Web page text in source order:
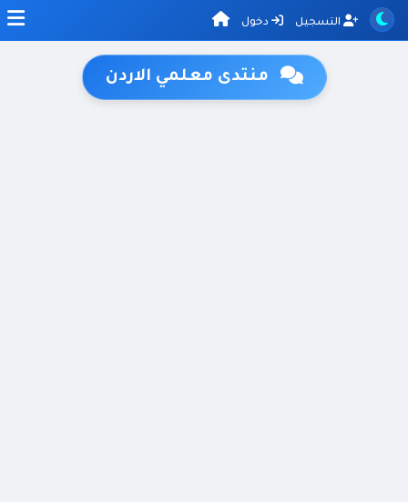
التسجيل دخول
منتدى معلمي الاردن